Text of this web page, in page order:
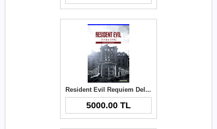
Resident Evil Requiem Deluxe Edition Xbox Key
5000.00 TL